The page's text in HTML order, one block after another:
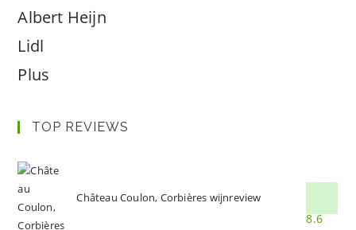
Albert Heijn
Lidl
Plus
TOP REVIEWS
Château Coulon, Corbières wijnreview
8.6